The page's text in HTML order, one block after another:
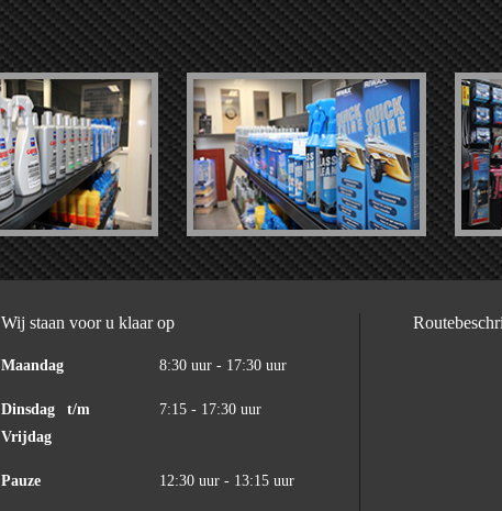
Wij staan voor u klaar op
Maandag 8:30 uur - 17:30 uur
Dinsdag t/m
7:15 - 17:30 uur
Vrijdag
Pauze 12:30 uur - 13:15 uur